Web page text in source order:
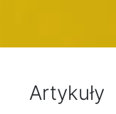
Artykuły